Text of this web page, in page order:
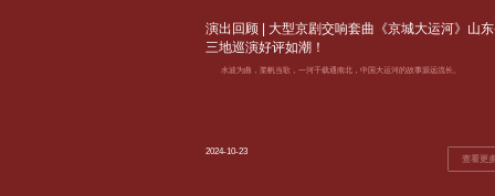
演出回顾 | 大型京剧交响套曲《京城大运河》山
三地巡演好评如潮！
水波为曲，桨帆当歌，一河千载通南北，中国大运河的故事源远流长。
2024-10-23
查看更